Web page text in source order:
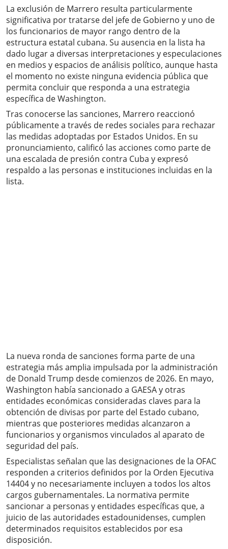
La exclusión de Marrero resulta particularmente
significativa por tratarse del jefe de Gobierno y uno de
los funcionarios de mayor rango dentro de la
estructura estatal cubana. Su ausencia en la lista ha
dado lugar a diversas interpretaciones y especulaciones
en medios y espacios de análisis político, aunque hasta
el momento no existe ninguna evidencia pública que
permita concluir que responda a una estrategia
específica de Washington.
Tras conocerse las sanciones, Marrero reaccionó
públicamente a través de redes sociales para rechazar
las medidas adoptadas por Estados Unidos. En su
pronunciamiento, calificó las acciones como parte de
una escalada de presión contra Cuba y expresó
respaldo a las personas e instituciones incluidas en la
lista.
La nueva ronda de sanciones forma parte de una
estrategia más amplia impulsada por la administración
de Donald Trump desde comienzos de 2026. En mayo,
Washington había sancionado a GAESA y otras
entidades económicas consideradas claves para la
obtención de divisas por parte del Estado cubano,
mientras que posteriores medidas alcanzaron a
funcionarios y organismos vinculados al aparato de
seguridad del país.
Especialistas señalan que las designaciones de la OFAC
responden a criterios definidos por la Orden Ejecutiva
14404 y no necesariamente incluyen a todos los altos
cargos gubernamentales. La normativa permite
sancionar a personas y entidades específicas que, a
juicio de las autoridades estadounidenses, cumplen
determinados requisitos establecidos por esa
disposición.